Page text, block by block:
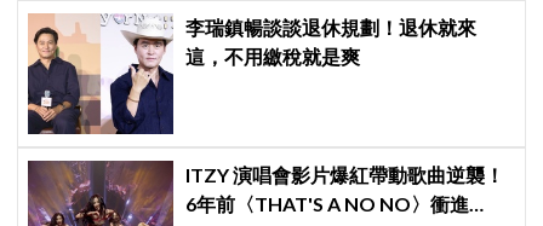
李瑞鎮暢談談退休規劃！退休就來
這，不用繳稅就是爽
ITZY 演唱會影片爆紅帶動歌曲逆襲！
6年前〈THAT'S A NO NO〉衝進